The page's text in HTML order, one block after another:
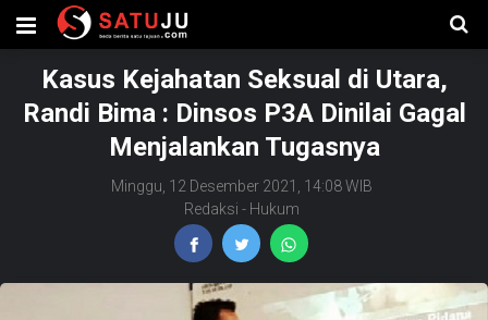
Kasus Kejahatan Seksual di Utara,
Randi Bima : Dinsos P3A Dinilai Gagal
Menjalankan Tugasnya
Minggu, 12 Desember 2021, 14:08 WIB
Redaksi - Hukum